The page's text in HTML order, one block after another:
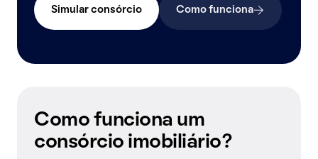
Simular consórcio Como funciona
Como funciona um
consórcio imobiliário?